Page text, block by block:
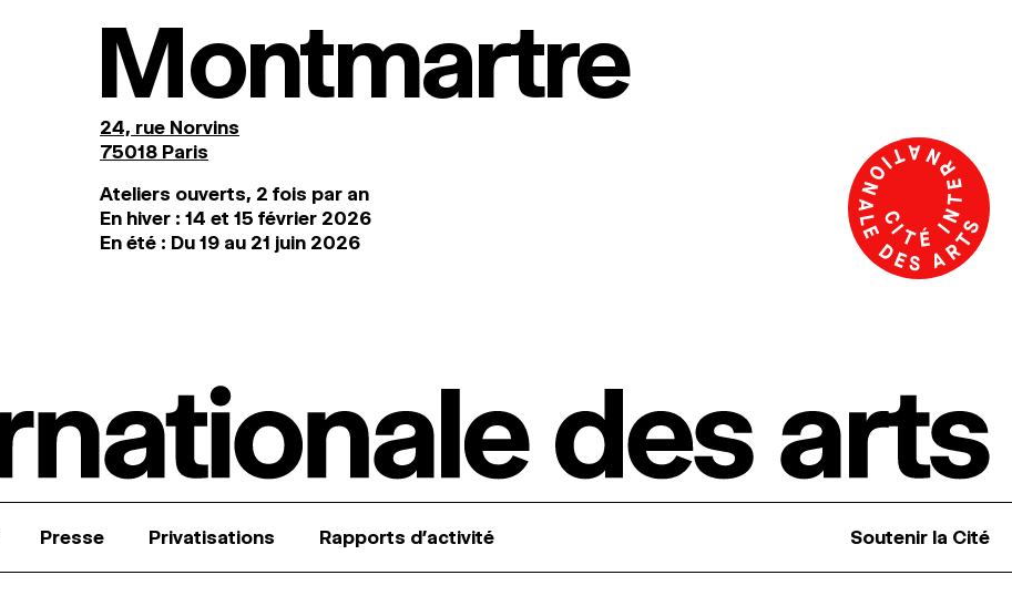
Montmartre
24, rue Norvins
75018 Paris
Ateliers ouverts, 2 fois par an
En hiver : 14 et 15 février 2026
En été : Du 19 au 21 juin 2026
Presse Privatisations Rapports d’activité Soutenir la Cité